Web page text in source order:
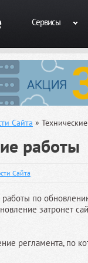
Сервисы
Сайта »
работы
Сайта
по
затронет
регламента, по